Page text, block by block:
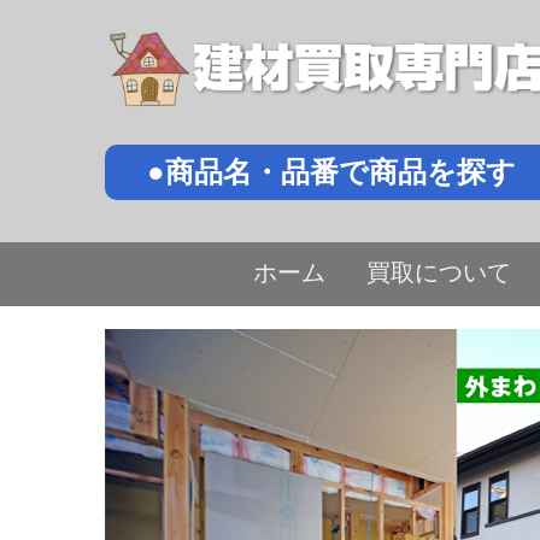
●商品名・品番で商品を探す
ホーム 買取について